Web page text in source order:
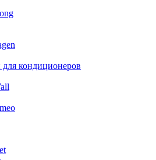
кондиционеров